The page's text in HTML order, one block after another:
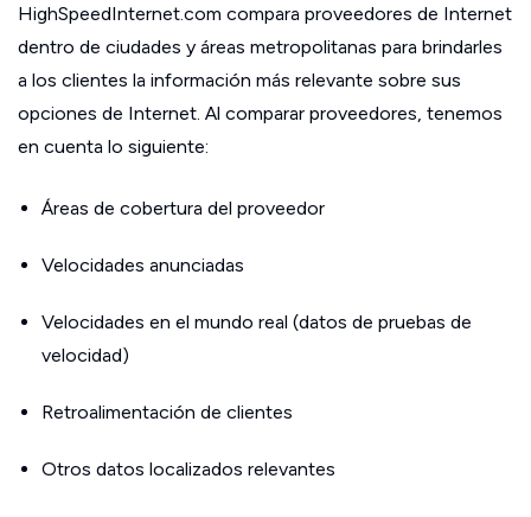
HighSpeedInternet.com compara proveedores de Internet
dentro de ciudades y áreas metropolitanas para brindarles
a los clientes la información más relevante sobre sus
opciones de Internet. Al comparar proveedores, tenemos
en cuenta lo siguiente:
Áreas de cobertura del proveedor
Velocidades anunciadas
Velocidades en el mundo real (datos de pruebas de
velocidad)
Retroalimentación de clientes
Otros datos localizados relevantes